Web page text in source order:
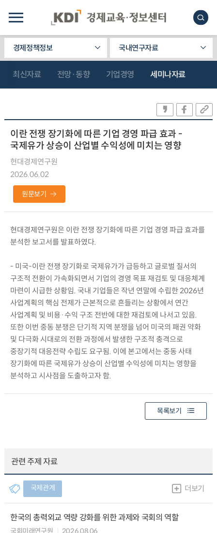
경제정책정보 국내연구자료
최신자료 전망·동향 기업경영 세미나자료
이란 전쟁 장기화에 따른 기업 경영 파급 효과 -
국제유가 상승이 산업별 수익성에 미치는 영향
현대경제연구원
2026.06.02
원문보기
현대경제연구원은 이란 전쟁 장기화에 따른 기업 경영 파급 효과를
분석한 보고서를 발표하였다.
- 미국-이란 전쟁 장기화로 국제유가가 급등하고 글로벌 질서의
구조적 전환이 가속화되면서 기업의 경영 목표 재검토 및 대응체계
마련이 시급한 상황임. 국내 기업들은 작년 연말에 수립한 2026년
사업계획의 핵심 전제가 근본적으로 흔들리는 상황에서 연간
사업계획 및 비용·수익 구조 전반에 대한 재검토에 나서고 있음.
또한 이번 중동 분쟁은 단기적 지역 분쟁을 넘어 미국의 패권 약화
및 다극화 시대로의 전환 과정에서 발생한 구조적 충격으로
중장기적 대응전략 수립도 요구됨. 이에 본고에서는 중동 사태
장기화에 따른 국제유가 상승이 산업별 수익성에 미치는 영향을
분석하고 시사점을 도출하고자 함.
목록보기
관련 주제 자료
국제관계 더보기
한국의 총력외교 역량 강화를 위한 과제와 국회의 역할
국회미래연구원 2026.08.06